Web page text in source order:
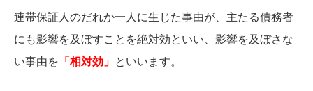
連帯保証人のだれか一人に生じた事由が、主たる債務者
にも影響を及ぼすことを絶対効といい、影響を及ぼさな
い事由を 「相対効」 といいます。